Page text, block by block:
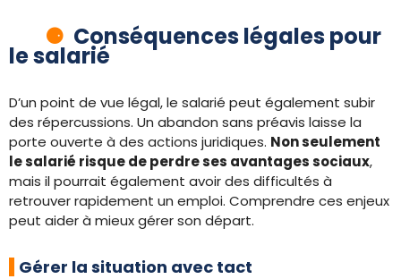
Conséquences légales pour
le salarié
D’un point de vue légal, le salarié peut également subir
des répercussions. Un abandon sans préavis laisse la
porte ouverte à des actions juridiques. Non seulement
le salarié risque de perdre ses avantages sociaux,
mais il pourrait également avoir des difficultés à
retrouver rapidement un emploi. Comprendre ces enjeux
peut aider à mieux gérer son départ.
Gérer la situation avec tact